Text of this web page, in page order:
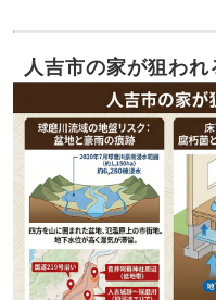
人吉市の家が狙われ